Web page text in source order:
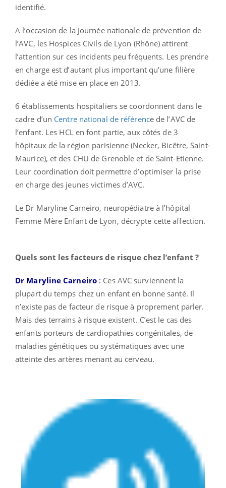
identifié.
A l’occasion de la Journée nationale de prévention de
l’AVC, les Hospices Civils de Lyon (Rhône) attirent
l’attention sur ces incidents peu fréquents. Les prendre
en charge est d’autant plus important qu’une filière
dédiée a été mise en place en 2013.
6 établissements hospitaliers se coordonnent dans le
cadre d’un Centre national de référence de l’AVC de
l’enfant. Les HCL en font partie, aux côtés de 3
hôpitaux de la région parisienne (Necker, Bicêtre, Saint-
Maurice), et des CHU de Grenoble et de Saint-Etienne.
Leur coordination doit permettre d’optimiser la prise
en charge des jeunes victimes d’AVC.
Le Dr Maryline Carneiro, neuropédiatre à l’hôpital
Femme Mère Enfant de Lyon, décrypte cette affection.
Quels sont les facteurs de risque chez l’enfant ?
Dr Maryline Carneiro : Ces AVC surviennent la
plupart du temps chez un enfant en bonne santé. Il
n’existe pas de facteur de risque à proprement parler.
Mais des terrains à risque existent. C’est le cas des
enfants porteurs de cardiopathies congénitales, de
maladies génétiques ou systématiques avec une
atteinte des artères menant au cerveau.